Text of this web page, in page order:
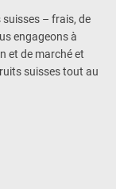
– frais, de
engageons à
et de marché et
suisses tout au